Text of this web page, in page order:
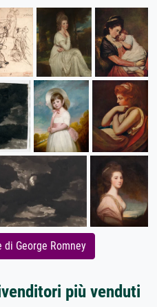
George Romney
più venduti